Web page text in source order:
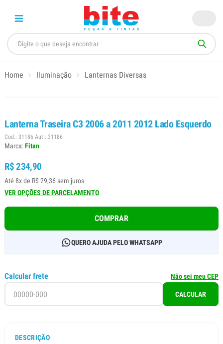
Home Iluminação Lanternas Diversas
Lanterna Traseira C3 2006 a 2011 2012 Lado Esquerdo
Cod.: 31186 Aut.: 31186
Marca:Fitan
R$ 234,90
Até 8x de R$ 29,36 sem juros
VER OPÇÕES DE PARCELAMENTO
COMPRAR
QUERO AJUDA PELO WHATSAPP
Calcular frete Não sei meu CEP
CALCULAR
DESCRIÇÃO